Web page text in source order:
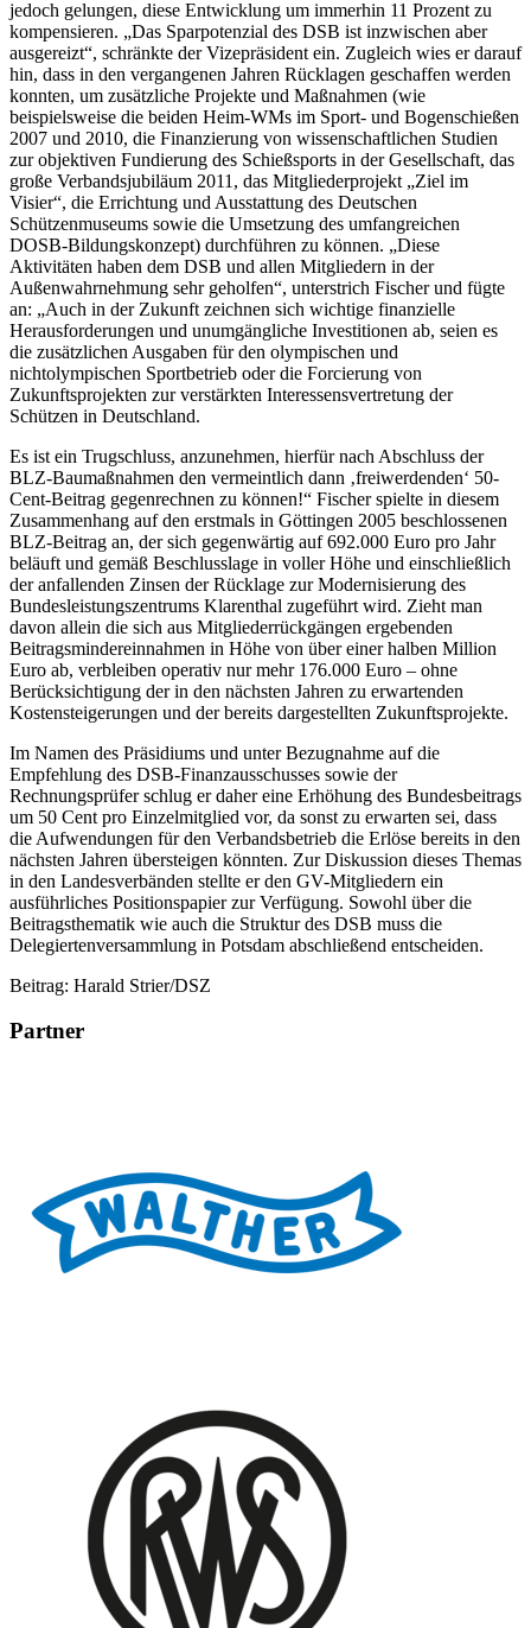
jedoch gelungen, diese Entwicklung um immerhin 11 Prozent zu
kompensieren. „Das Sparpotenzial des DSB ist inzwischen aber
ausgereizt“, schränkte der Vizepräsident ein. Zugleich wies er darauf
hin, dass in den vergangenen Jahren Rücklagen geschaffen werden
konnten, um zusätzliche Projekte und Maßnahmen (wie
beispielsweise die beiden Heim-WMs im Sport- und Bogenschießen
2007 und 2010, die Finanzierung von wissenschaftlichen Studien
zur objektiven Fundierung des Schießsports in der Gesellschaft, das
große Verbandsjubiläum 2011, das Mitgliederprojekt „Ziel im
Visier“, die Errichtung und Ausstattung des Deutschen
Schützenmuseums sowie die Umsetzung des umfangreichen
DOSB-Bildungskonzept) durchführen zu können. „Diese
Aktivitäten haben dem DSB und allen Mitgliedern in der
Außenwahrnehmung sehr geholfen“, unterstrich Fischer und fügte
an: „Auch in der Zukunft zeichnen sich wichtige finanzielle
Herausforderungen und unumgängliche Investitionen ab, seien es
die zusätzlichen Ausgaben für den olympischen und
nichtolympischen Sportbetrieb oder die Forcierung von
Zukunftsprojekten zur verstärkten Interessensvertretung der
Schützen in Deutschland.
Es ist ein Trugschluss, anzunehmen, hierfür nach Abschluss der
BLZ-Baumaßnahmen den vermeintlich dann ‚freiwerdenden‘ 50-
Cent-Beitrag gegenrechnen zu können!“ Fischer spielte in diesem
Zusammenhang auf den erstmals in Göttingen 2005 beschlossenen
BLZ-Beitrag an, der sich gegenwärtig auf 692.000 Euro pro Jahr
beläuft und gemäß Beschlusslage in voller Höhe und einschließlich
der anfallenden Zinsen der Rücklage zur Modernisierung des
Bundesleistungszentrums Klarenthal zugeführt wird. Zieht man
davon allein die sich aus Mitgliederrückgängen ergebenden
Beitragsmindereinnahmen in Höhe von über einer halben Million
Euro ab, verbleiben operativ nur mehr 176.000 Euro – ohne
Berücksichtigung der in den nächsten Jahren zu erwartenden
Kostensteigerungen und der bereits dargestellten Zukunftsprojekte.
Im Namen des Präsidiums und unter Bezugnahme auf die
Empfehlung des DSB-Finanzausschusses sowie der
Rechnungsprüfer schlug er daher eine Erhöhung des Bundesbeitrags
um 50 Cent pro Einzelmitglied vor, da sonst zu erwarten sei, dass
die Aufwendungen für den Verbandsbetrieb die Erlöse bereits in den
nächsten Jahren übersteigen könnten. Zur Diskussion dieses Themas
in den Landesverbänden stellte er den GV-Mitgliedern ein
ausführliches Positionspapier zur Verfügung. Sowohl über die
Beitragsthematik wie auch die Struktur des DSB muss die
Delegiertenversammlung in Potsdam abschließend entscheiden.
Beitrag: Harald Strier/DSZ
Partner